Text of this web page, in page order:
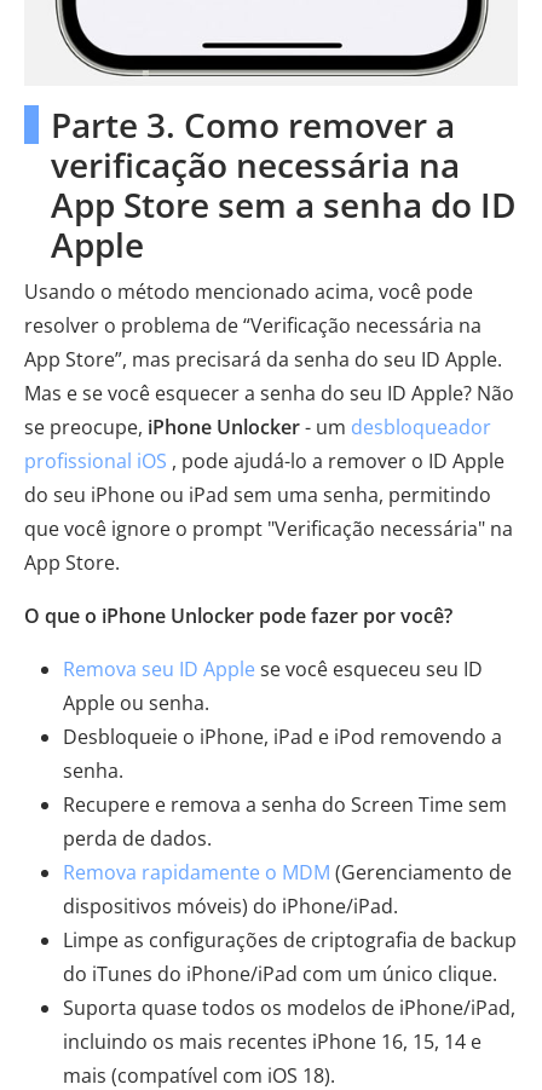
Parte 3. Como remover a
verificação necessária na
App Store sem a senha do ID
Apple
Usando o método mencionado acima, você pode
resolver o problema de “Verificação necessária na
App Store”, mas precisará da senha do seu ID Apple.
Mas e se você esquecer a senha do seu ID Apple? Não
se preocupe, iPhone Unlocker- um desbloqueador
profissional iOS , pode ajudá-lo a remover o ID Apple
do seu iPhone ou iPad sem uma senha, permitindo
que você ignore o prompt "Verificação necessária" na
App Store.
O que o iPhone Unlocker pode fazer por você?
Remova seu ID Apple se você esqueceu seu ID
Apple ou senha.
Desbloqueie o iPhone, iPad e iPod removendo a
senha.
Recupere e remova a senha do Screen Time sem
perda de dados.
Remova rapidamente o MDM (Gerenciamento de
dispositivos móveis) do iPhone/iPad.
Limpe as configurações de criptografia de backup
do iTunes do iPhone/iPad com um único clique.
Suporta quase todos os modelos de iPhone/iPad,
incluindo os mais recentes iPhone 16, 15, 14 e
mais (compatível com iOS 18).